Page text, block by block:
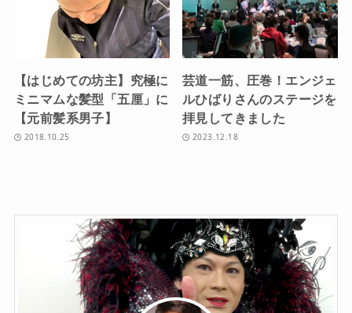
【はじめての坊主】究極に
ミニマムな髪型「五厘」に
【元前髪系男子】
2018.10.25
芸道一筋、圧巻！エンジェ
ルひばりさんのステージを
拝見してきました
2023.12.18